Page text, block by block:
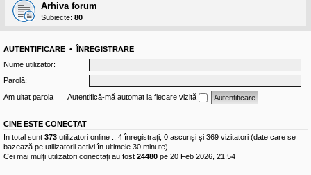
Arhiva forum
Subiecte: 80
AUTENTIFICARE •
ÎNREGISTRARE
Nume utilizator:
Parolă:
Am uitat parola
Autentifică-mă automat la fiecare vizită
CINE ESTE CONECTAT
In total sunt 373 utilizatori online :: 4 înregistrați, 0 ascunși și 369 vizitatori (date care se
bazează pe utilizatorii activi în ultimele 30 minute)
Cei mai mulţi utilizatori conectaţi au fost 24480 pe 20 Feb 2026, 21:54